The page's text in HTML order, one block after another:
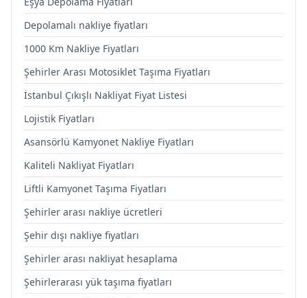
Depolamalı nakliye fiyatları
1000 Km Nakliye Fiyatları
Şehirler Arası Motosiklet Taşıma Fiyatları
İstanbul Çıkışlı Nakliyat Fiyat Listesi
Lojistik Fiyatları
Asansörlü Kamyonet Nakliye Fiyatları
Kaliteli Nakliyat Fiyatları
Liftli Kamyonet Taşıma Fiyatları
Şehirler arası nakliye ücretleri
Şehir dışı nakliye fiyatları
Şehirler arası nakliyat hesaplama
Şehirlerarası yük taşıma fiyatları